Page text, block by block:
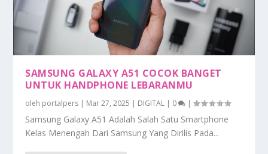
SAMSUNG GALAXY A51 COCOK BANGET
UNTUK HANDPHONE LEBARANMU
oleh portalpers | Mar 27, 2025 | DIGITAL | 0 |
Samsung Galaxy A51 Adalah Salah Satu Smartphone
Kelas Menengah Dari Samsung Yang Dirilis Pada...